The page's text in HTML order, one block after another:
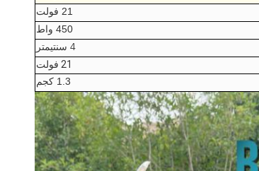
21 فولت
450 واط
4 سنتيمتر
21 فولت
1.3 كجم